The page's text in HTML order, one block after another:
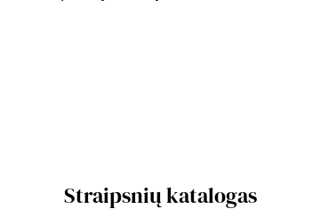
Straipsnių katalogas